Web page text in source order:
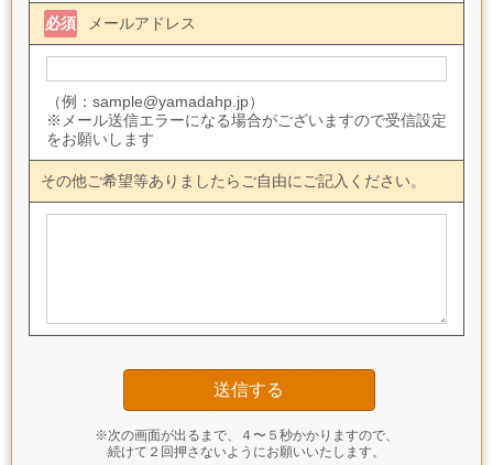
メールアドレス
必須
（例：sample@yamadahp.jp）
※メール送信エラーになる場合がございますので受信設定
をお願いします
その他ご希望等ありましたらご自由にご記入ください。
※次の画面が出るまで、４〜５秒かかりますので、
続けて２回押さないようにお願いいたします。